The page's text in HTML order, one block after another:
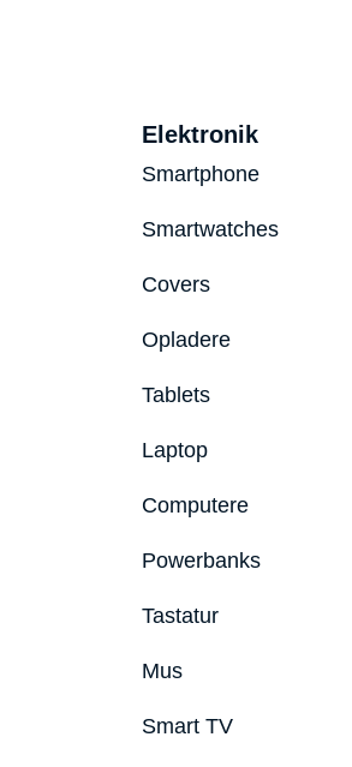
Elektronik
Smartphone
Smartwatches
Covers
Opladere
Tablets
Laptop
Computere
Powerbanks
Tastatur
Mus
Smart TV